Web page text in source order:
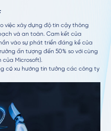
việc xây dựng độ tin cậy thông
và an toàn. Cam kết của
vào sự phát triển đáng kể của
ấn tượng đến 50% so với cùng
của Microsoft).
có xu hướng tin tưởng các công ty